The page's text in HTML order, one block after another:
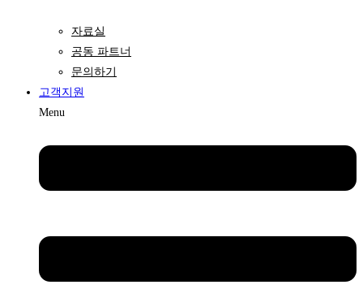
자료실
공동 파트너
문의하기
고객지원
Menu